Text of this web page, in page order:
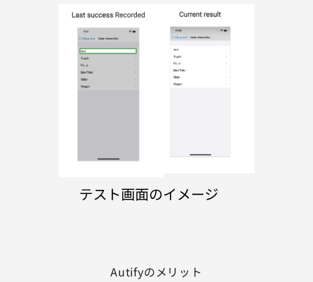
Autifyのメリット